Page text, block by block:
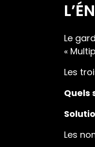
Le
«
Les
Quels
Les